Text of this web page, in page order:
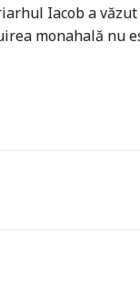
Iacob a
monahală nu